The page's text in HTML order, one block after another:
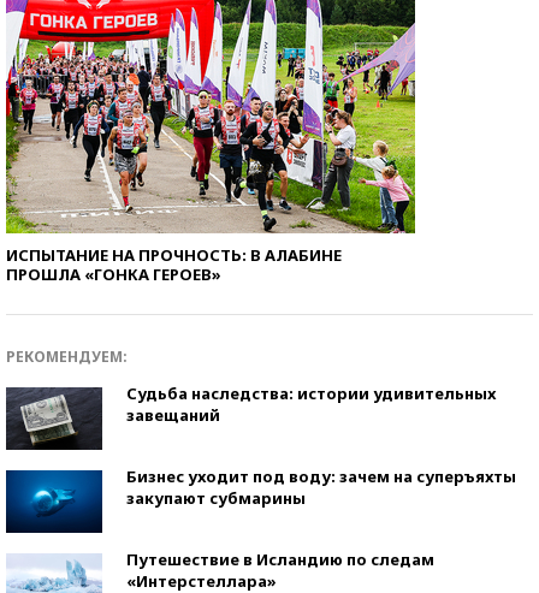
ИСПЫТАНИЕ НА ПРОЧНОСТЬ: В АЛАБИНЕ
ПРОШЛА «ГОНКА ГЕРОЕВ»
РЕКОМЕНДУЕМ:
Судьба наследства: истории удивительных
завещаний
Бизнес уходит под воду: зачем на суперъяхты
закупают субмарины
Путешествие в Исландию по следам
«Интерстеллара»